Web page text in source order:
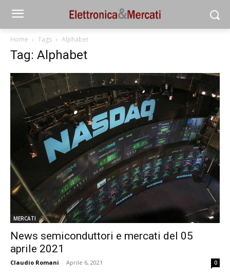
Home Tags Alphabet
Tag: Alphabet
MERCATI
News semiconduttori e mercati del 05
aprile 2021
Claudio Romani - Aprile 6, 2021 0